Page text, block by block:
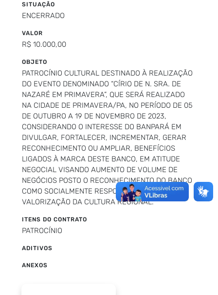
SITUAÇÃO
ENCERRADO
VALOR
R$ 10.000,00
OBJETO
PATROCÍNIO CULTURAL DESTINADO À REALIZAÇÃO
DO EVENTO DENOMINADO “CÍRIO DE N. SRA. DE
NAZARÉ EM PRIMAVERA”, QUE SERÁ REALIZADO
NA CIDADE DE PRIMAVERA/PA, NO PERÍODO DE 05
DE OUTUBRO A 19 DE NOVEMBRO DE 2023,
CONSIDERANDO O INTERESSE DO BANPARÁ EM
DIVULGAR, FORTALECER, INCREMENTAR, GERAR
RECONHECIMENTO OU AMPLIAR, BENEFÍCIOS
LIGADOS À MARCA DESTE BANCO, EM ATITUDE
NEGOCIAL VISANDO AUMENTO DE VOLUME DE
NEGÓCIOS POSTO O RECONHECIMENTO DO BANCO
COMO SOCIALMENTE RESPONSÁVEL NA
VALORIZAÇÃO DA CULTURA REGIONAL.
ITENS DO CONTRATO
PATROCÍNIO
ADITIVOS
ANEXOS